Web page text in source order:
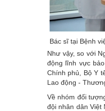
Bác sĩ tại Bệnh
Như vậy, so với
động lĩnh vực
Chính phủ, Bộ Y
Lao động -
Về nhóm đối
đội nhân dân Việt